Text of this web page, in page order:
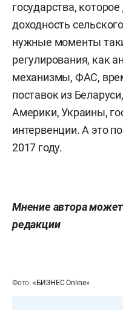
государства,
доходность
нужные моменты
регулирования, как
механизмы, ФАС,
поставок из
Америки, Украины,
интервенции. А это
2017 году.
Мнение автора
редакции
Фото: «БИЗНЕС Online»